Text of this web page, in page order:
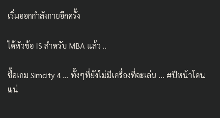
เริ่มออกกำลังกายอีกครั้ง
ได้หัวข้อ IS สำหรับ MBA แล้ว ..
ซื้อเกม Simcity 4 … ทั้งๆที่ยังไม่มีเครื่องที่จะเล่น … #ปีหน้าโดน
แน่